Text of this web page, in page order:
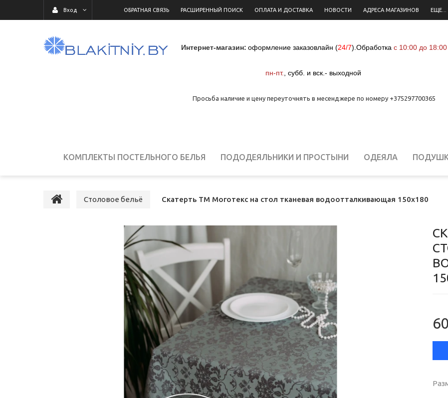
Вход ОБРАТНАЯ СВЯЗЬ РАСШИРЕННЫЙ ПОИСК ОПЛАТА И ДОСТАВКА НОВОСТИ АДРЕСА МАГАЗИНОВ ЕЩЕ...
Интернет-магазин: оформление заказовлайн (24/7) Обработка с 10:00 до 18:00
пн-пт. субб. и вск.- выходной
Просьба наличие и цену переуточнять в месенджере по номеру +375297700365
КОМПЛЕКТЫ ПОСТЕЛЬНОГО БЕЛЬЯ ПОДОДЕЯЛЬНИКИ И ПРОСТЫНИ ОДЕЯЛА
Столовое бельё Скатерть ТМ Моготекс на стол тканевая водоотталкивающая 150х180